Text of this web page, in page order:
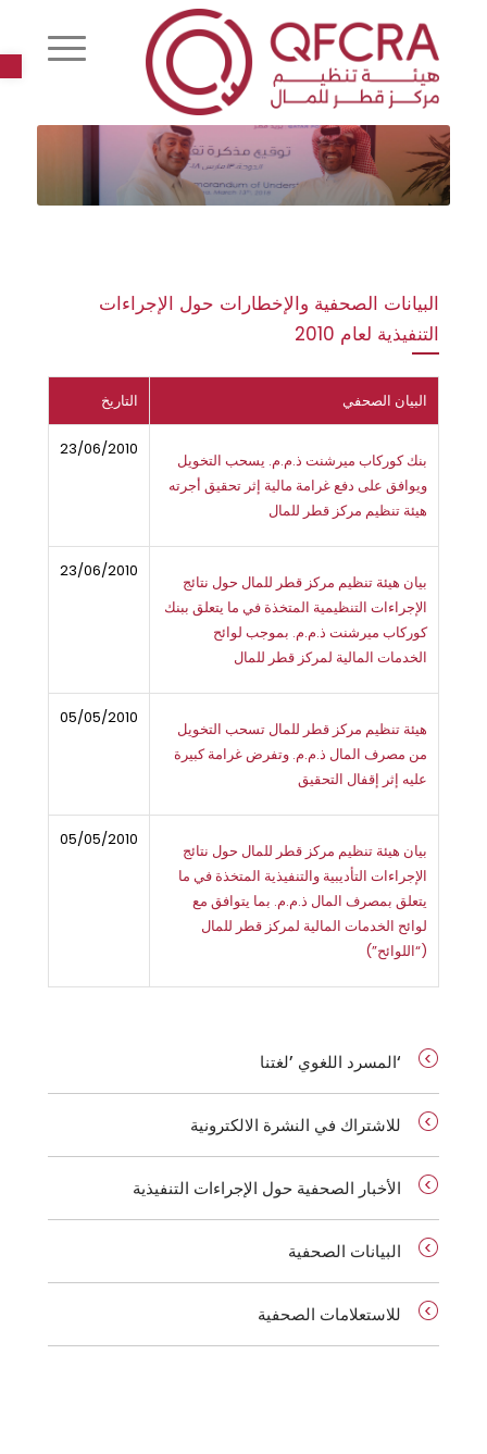
البيانات الصحفية والإخطارات حول الإجراءات
التنفيذية لعام 2010
البيان الصحفي التاريخ
بنك كوركاب ميرشنت ذ.م.م. يسحب التخويل
ويوافق على دفع غرامة مالية إثر تحقيق أجرته
هيئة تنظيم مركز قطر للمال
23/06/2010
بيان هيئة تنظيم مركز قطر للمال حول نتائج
الإجراءات التنظيمية المتخذة في ما يتعلق ببنك
كوركاب ميرشنت ذ.م.م. بموجب لوائح
الخدمات المالية لمركز قطر للمال
23/06/2010
هيئة تنظيم مركز قطر للمال تسحب التخويل
من مصرف المال ذ.م.م. وتفرض غرامة كبيرة
عليه إثر إقفال التحقيق
05/05/2010
بيان هيئة تنظيم مركز قطر للمال حول نتائج
الإجراءات التأديبية والتنفيذية المتخذة في ما
يتعلق بمصرف المال ذ.م.م. بما يتوافق مع
لوائح الخدمات المالية لمركز قطر للمال
(“اللوائح”)
05/05/2010
‘المسرد اللغوي ’لغتنا
للاشتراك في النشرة الالكترونية
الأخبار الصحفية حول الإجراءات التنفيذية
البيانات الصحفية
للاستعلامات الصحفية